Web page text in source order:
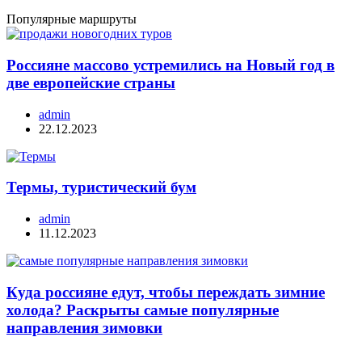
Популярные маршруты
Россияне массово устремились на Новый год в
две европейские страны
admin
22.12.2023
Термы, туристический бум
admin
11.12.2023
Куда россияне едут, чтобы переждать зимние
холода? Раскрыты самые популярные
направления зимовки